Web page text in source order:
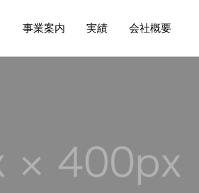
事業案内 実績 会社概要